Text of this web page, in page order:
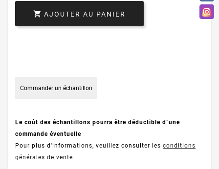
 AJOUTER AU PANIER
Commander un échantillon
Le coût des échantillons pourra être déductible d´une
commande éventuelle
Pour plus d'informations, veuillez consulter les conditions
générales de vente